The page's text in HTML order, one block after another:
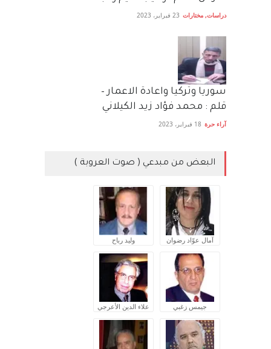
دراسات, مختارات 23 فبراير، 2023
سوريا وتركيا واعادة الاعمار –
قلم : محمد فؤاد زيد الكيلاني
آراء حرة 18 فبراير، 2023
البعض من مبدعي ( صوت العروبة )
آمال عوّاد رضوان وليد رباح
جيمس زغبي علاء الدين الأعرجي